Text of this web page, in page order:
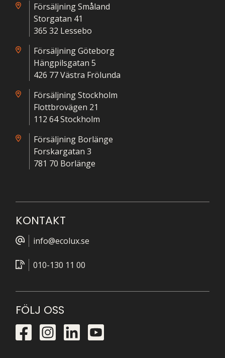
Försäljning Småland
Storgatan 41
365 32 Lessebo
Försäljning Göteborg
Hängpilsgatan 5
426 77 Västra Frölunda
Försäljning Stockholm
Flottbrovägen 21
112 64 Stockholm
Försäljning Borlänge
Forskargatan 3
781 70 Borlänge
KONTAKT
info@ecolux.se
010-130 11 00
FÖLJ OSS